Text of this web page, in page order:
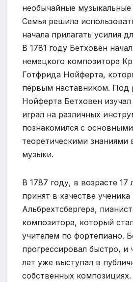
необычайные музыкальные
Семья решила
начала прилагать усилия
В 1781 году Бетховен
немецкого композитора
Готфрида Нойферта,
первым наставником. Под
Нойферта Бетховен
играл на различных
познакомился с основными
теоретическими знаниями
музыки.
В 1787 году, в возрасте
принят в качестве
Альбрехтсбергера,
композитора, который
учителем по фортепиано.
прогрессировал быстро, и
лет уже выступал в
собственных композициях.